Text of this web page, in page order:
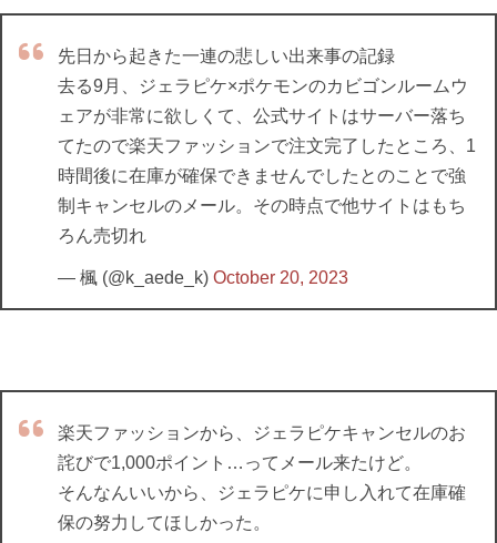
先日から起きた一連の悲しい出来事の記録
去る9月、ジェラピケ×ポケモンのカビゴンルームウ
ェアが非常に欲しくて、公式サイトはサーバー落ち
てたので楽天ファッションで注文完了したところ、1
時間後に在庫が確保できませんでしたとのことで強
制キャンセルのメール。その時点で他サイトはもち
ろん売切れ
— 楓 (@k_aede_k) October 20, 2023
楽天ファッションから、ジェラピケキャンセルのお
詫びで1,000ポイント…ってメール来たけど。
そんなんいいから、ジェラピケに申し入れて在庫確
保の努力してほしかった。